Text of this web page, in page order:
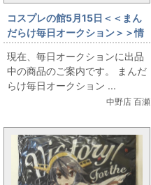
コスプレの館5月15日＜＜まん
だらけ毎日オークション＞＞情
報です
現在、毎日オークションに出品
中の商品のご案内です。 まんだ
らけ毎日オークション ...
中野店 百瀬